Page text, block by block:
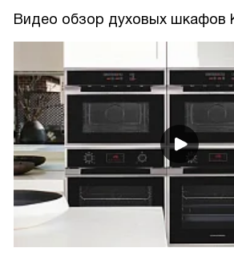
Видео обзор духовых шкафов